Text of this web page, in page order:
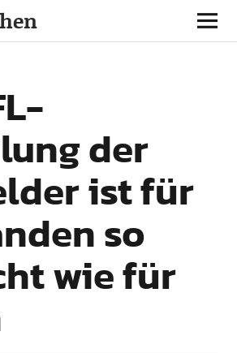
der
ist für
so
wie für